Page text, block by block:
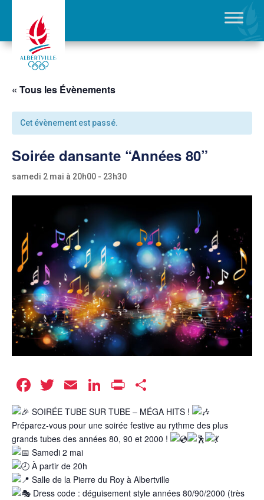
« Tous les Évènements
Cet évènement est passé.
Soirée dansante “Années 80”
samedi 2 mai à 20h00 - 23h30
Facebook
Twitter
EmailLinkedIn
Print
SOIRÉE TUBE SUR TUBE – MÉGA HITS !
Préparez-vous pour une soirée festive au rythme des plus
grands tubes des années 80, 90 et 2000 !
Samedi 2 mai
À partir de 20h
Salle de la Pierre du Roy à Albertville
Dress code : déguisement style années 80/90/2000 (très